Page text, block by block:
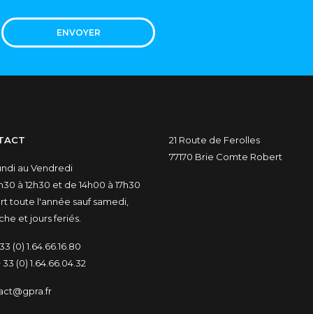
ENVOYER
au Vendredi
à 12h30 et de 14h00 à 17h30
toute l'année sauf samedi,
et jours feriés.
(0) 1.64.66.16.80
33 (0) 1.64.66.04.32
21 Route de Ferolles
77170 Brie Comte Robert